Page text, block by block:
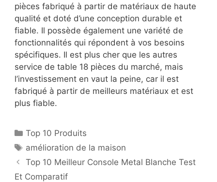
pièces fabriqué à partir de matériaux de haute
qualité et doté d’une conception durable et
fiable. Il possède également une variété de
fonctionnalités qui répondent à vos besoins
spécifiques. Il est plus cher que les autres
service de table 18 pièces du marché, mais
l’investissement en vaut la peine, car il est
fabriqué à partir de meilleurs matériaux et est
plus fiable.
Top 10 Produits
amélioration de la maison
Top 10 Meilleur Console Metal Blanche Test
Et Comparatif